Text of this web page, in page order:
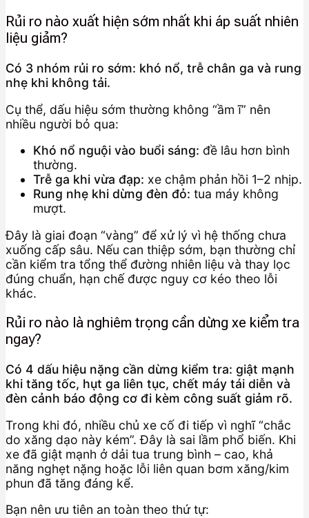
Rủi ro nào xuất hiện sớm nhất khi áp suất nhiên
liệu giảm?
Có 3 nhóm rủi ro sớm: khó nổ, trễ chân ga và rung
nhẹ khi không tải.
Cụ thể, dấu hiệu sớm thường không “ầm ĩ” nên
nhiều người bỏ qua:
Khó nổ nguội vào buổi sáng: đề lâu hơn bình
thường.
Trễ ga khi vừa đạp: xe chậm phản hồi 1–2 nhịp.
Rung nhẹ khi dừng đèn đỏ: tua máy không
mượt.
Đây là giai đoạn “vàng” để xử lý vì hệ thống chưa
xuống cấp sâu. Nếu can thiệp sớm, bạn thường chỉ
cần kiểm tra tổng thể đường nhiên liệu và thay lọc
đúng chuẩn, hạn chế được nguy cơ kéo theo lỗi
khác.
Rủi ro nào là nghiêm trọng cần dừng xe kiểm tra
ngay?
Có 4 dấu hiệu nặng cần dừng kiểm tra: giật mạnh
khi tăng tốc, hụt ga liên tục, chết máy tái diễn và
đèn cảnh báo động cơ đi kèm công suất giảm rõ.
Trong khi đó, nhiều chủ xe cố đi tiếp vì nghĩ “chắc
do xăng dạo này kém”. Đây là sai lầm phổ biến. Khi
xe đã giật mạnh ở dải tua trung bình – cao, khả
năng nghẹt nặng hoặc lỗi liên quan bơm xăng/kim
phun đã tăng đáng kể.
Bạn nên ưu tiên an toàn theo thứ tự: